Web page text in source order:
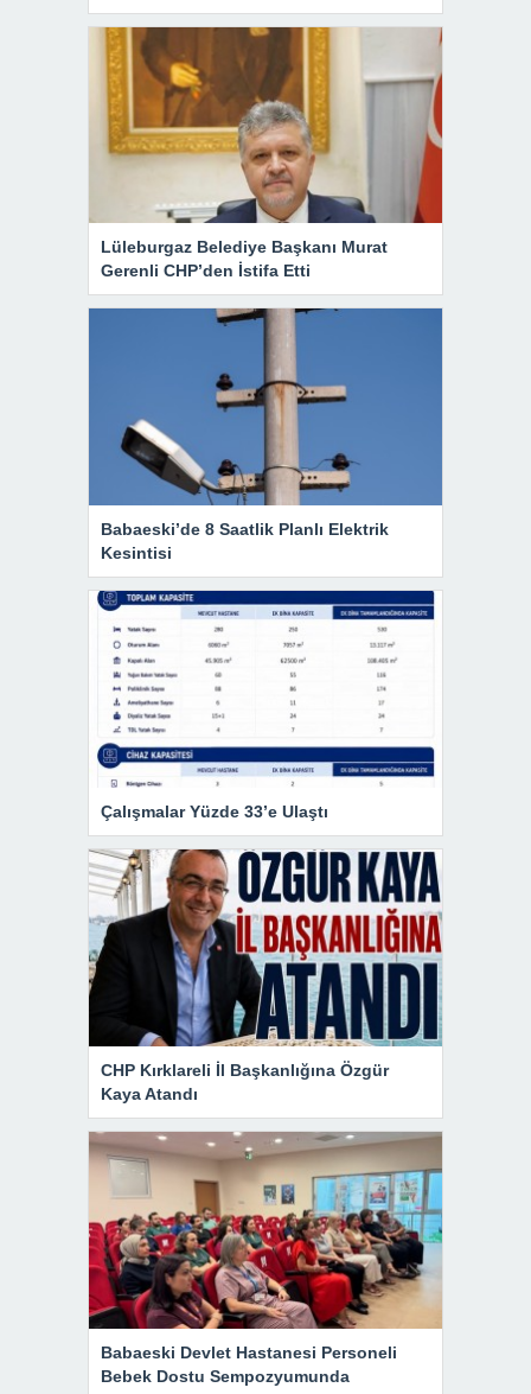
Lüleburgaz Belediye Başkanı Murat
Gerenli CHP’den İstifa Etti
Babaeski’de 8 Saatlik Planlı Elektrik
Kesintisi
Çalışmalar Yüzde 33’e Ulaştı
CHP Kırklareli İl Başkanlığına Özgür
Kaya Atandı
Babaeski Devlet Hastanesi Personeli
Bebek Dostu Sempozyumunda